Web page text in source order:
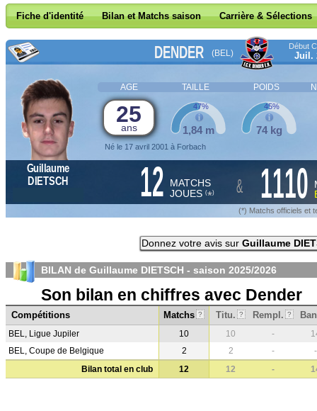
Fiche d'identité Bilan et Matchs saison Carrière & Sélections
DENDER (BEL)
Début
Juil.
AGE TAILLE POIDS
25
ans
Né le 17 avril 2001 à Forbach
1,84 m
47%
74 kg
45%
Guillaume
DIETSCH
12 MATCHS
JOUES (*) & 1110
(*) Matchs officiels et
Donnez votre avis sur Guillaume
BILAN de Guillaume DIETSCH - saison 2025/2026
Son bilan en chiffres avec Dender
Compétitions Matchs ? Titu. ? Rempl. ?
BEL, Ligue Jupiler 10 10 -
BEL, Coupe de Belgique
2 2 -
-
Bilan total en club
12 12 -